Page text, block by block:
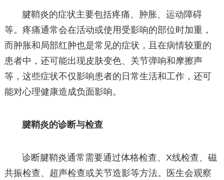
腱鞘炎的症状主要包括疼痛、肿胀、运动障碍
等。疼痛通常会在活动或使用受影响的部位时加重，
而肿胀和局部红肿也是常见的症状，且在病情较重的
患者中，还可能出现皮肤变色、关节弹响和摩擦声
等，这些症状不仅影响患者的日常生活和工作，还可
能对心理健康造成负面影响。
腱鞘炎的诊断与检查
诊断腱鞘炎通常需要通过体格检查、X线检查、磁
共振检查、超声检查或关节造影等方法。医生会观察